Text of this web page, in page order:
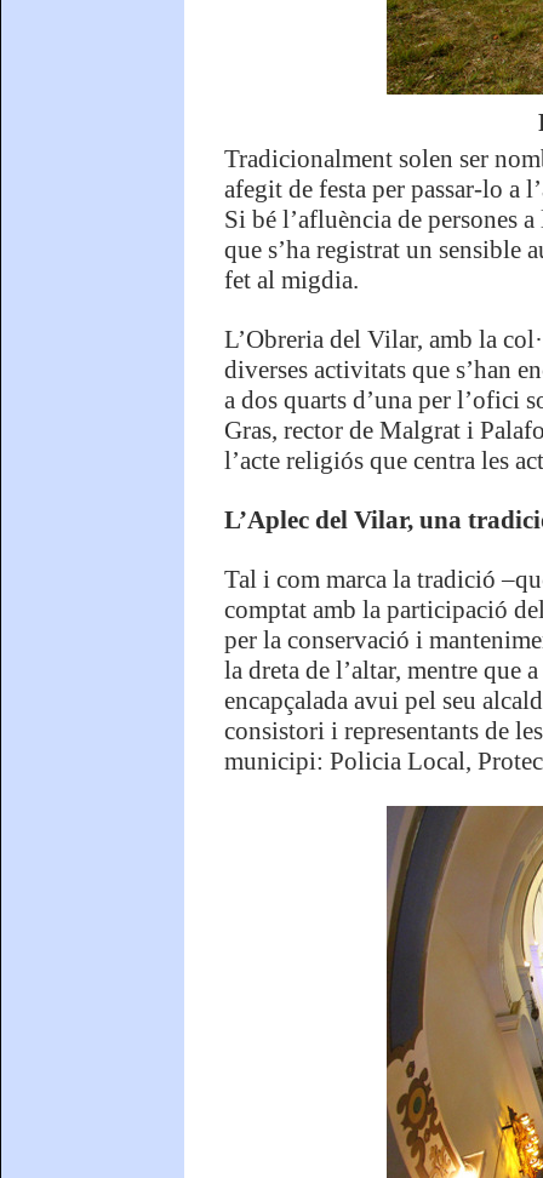
Tradicionalment solen ser
afegit de festa per passar-lo a
Si bé l’afluència de persones
que s’ha registrat un sensible
fet al migdia.
L’Obreria del Vilar, amb la
diverses activitats que s’han
a dos quarts d’una per l’ofici
Gras, rector de Malgrat i
l’acte religiós que centra les
L’Aplec del Vilar, una
Tal i com marca la tradició
comptat amb la participació
per la conservació i
la dreta de l’altar, mentre que
encapçalada avui pel seu
consistori i representants de
municipi: Policia Local,